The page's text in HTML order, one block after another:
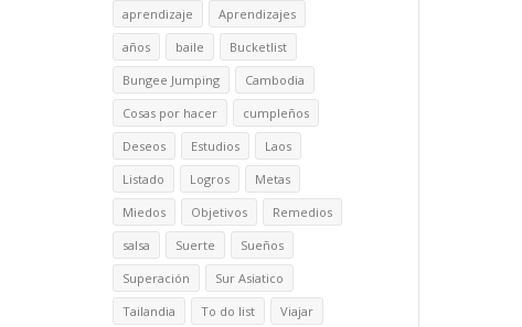
aprendizaje
Aprendizajes
años
baile
Bucketlist
Bungee Jumping
Cambodia
Cosas por hacer
cumpleños
Deseos
Estudios
Laos
Listado
Logros
Metas
Miedos
Objetivos
Remedios
salsa
Suerte
Sueños
Superación
Sur Asiatico
Tailandia
To do list Viajar